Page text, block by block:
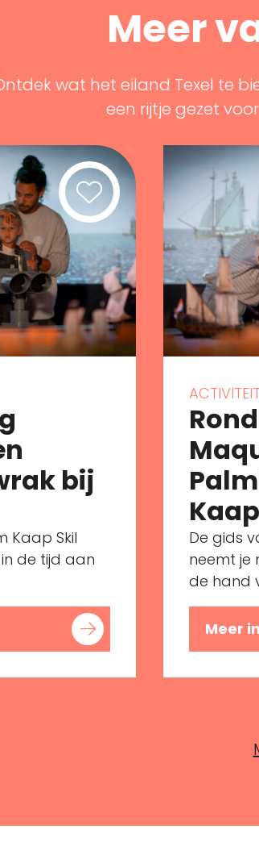
Meer
wat het eiland Texel te
een rijtje gezet
bij
Kaap Skil
de tijd aan
De gids
neemt je
de hand
Meer